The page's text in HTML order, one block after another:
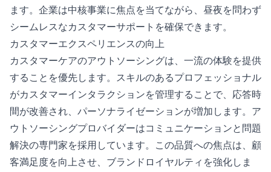
ます。企業は中核事業に焦点を当てながら、昼夜を問わず
シームレスなカスタマーサポートを確保できます。
カスタマーエクスペリエンスの向上
カスタマーケアのアウトソーシングは、一流の体験を提供
することを優先します。スキルのあるプロフェッショナル
がカスタマーインタラクションを管理することで、応答時
間が改善され、パーソナライゼーションが増加します。ア
ウトソーシングプロバイダーはコミュニケーションと問題
解決の専門家を採用しています。この品質への焦点は、顧
客満足度を向上させ、ブランドロイヤルティを強化しま